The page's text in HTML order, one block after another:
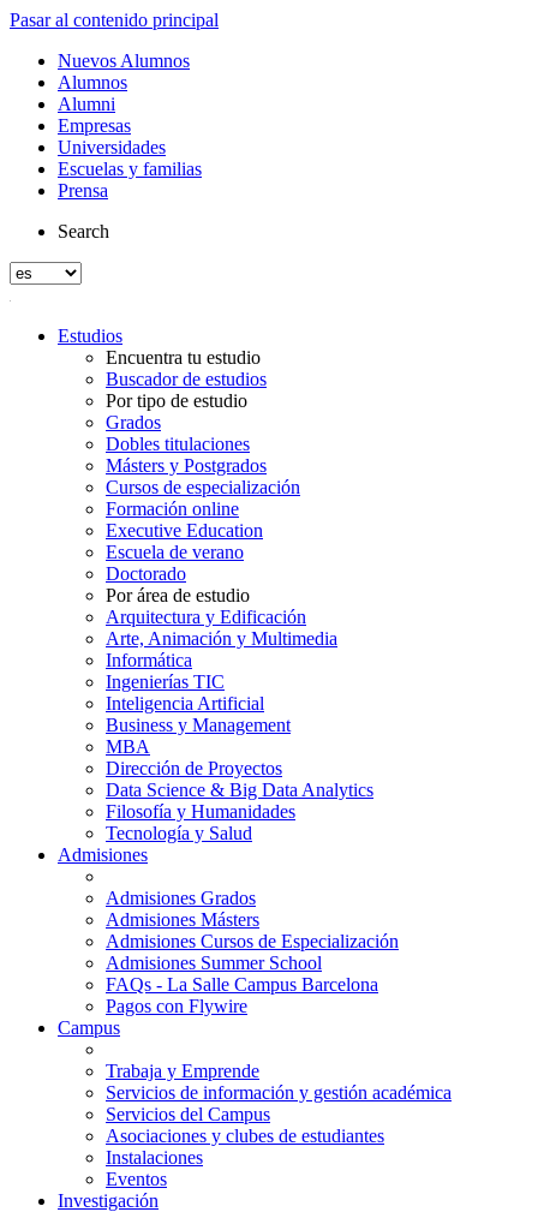
Pasar al contenido principal
Nuevos Alumnos
Alumnos
Alumni
Empresas
Universidades
Escuelas y familias
Prensa
Search
Estudios
Encuentra tu estudio
Buscador de estudios
Por tipo de estudio
Grados
Dobles titulaciones
Másters y Postgrados
Cursos de especialización
Formación online
Executive Education
Escuela de verano
Doctorado
Por área de estudio
Arquitectura y Edificación
Arte, Animación y Multimedia
Informática
Ingenierías TIC
Inteligencia Artificial
Business y Management
MBA
Dirección de Proyectos
Data Science & Big Data Analytics
Filosofía y Humanidades
Tecnología y Salud
Admisiones
Admisiones Grados
Admisiones Másters
Admisiones Cursos de Especialización
Admisiones Summer School
FAQs - La Salle Campus Barcelona
Pagos con Flywire
Campus
Trabaja y Emprende
Servicios de información y gestión académica
Servicios del Campus
Asociaciones y clubes de estudiantes
Instalaciones
Eventos
Investigación